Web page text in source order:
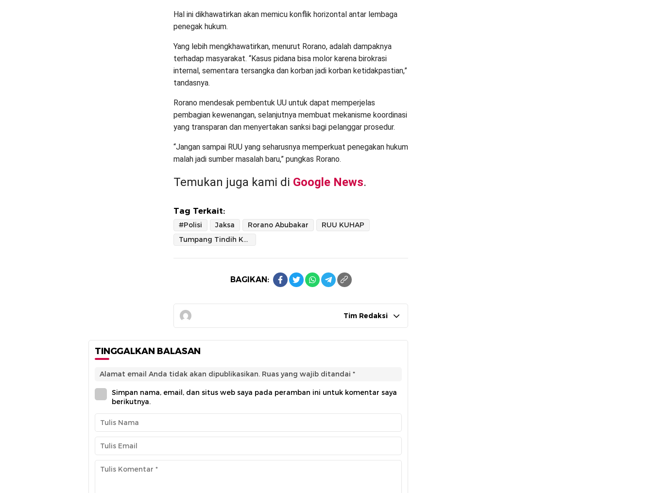
Hal ini dikhawatirkan akan memicu konflik horizontal antar lembaga
penegak hukum.
Yang lebih mengkhawatirkan, menurut Rorano, adalah dampaknya
terhadap masyarakat. “Kasus pidana bisa molor karena birokrasi
internal, sementara tersangka dan korban jadi korban ketidakpastian,”
tandasnya.
Rorano mendesak pembentuk UU untuk dapat memperjelas
pembagian kewenangan, selanjutnya membuat mekanisme koordinasi
yang transparan dan menyertakan sanksi bagi pelanggar prosedur.
“Jangan sampai RUU yang seharusnya memperkuat penegakan hukum
malah jadi sumber masalah baru,” pungkas Rorano.
Temukan juga kami di Google News.
Tag Terkait:
#Polisi Jaksa Rorano Abubakar
RUU KUHAP
Tumpang Tindih Kewenangan
BAGIKAN:
Tim Redaksi
TINGGALKAN BALASAN
Alamat email Anda tidak akan dipublikasikan. Ruas yang wajib ditandai *
Simpan nama, email, dan situs web saya pada peramban ini untuk komentar saya
berikutnya.